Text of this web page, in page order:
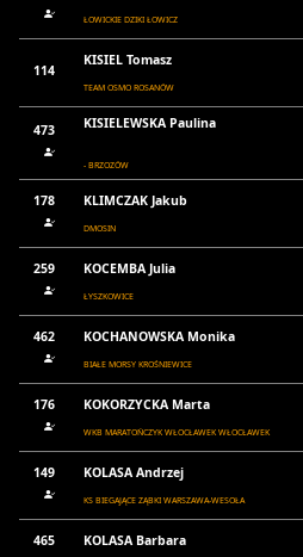
ŁOWICKIE DZIKI ŁOWICZ
114
KISIEL Tomasz
TEAM OSMO ROSANÓW
473 KISIELEWSKA Paulina
- BRZOZÓW
178 KLIMCZAK Jakub
DMOSIN
259 KOCEMBA Julia
ŁYSZKOWICE
462 KOCHANOWSKA Monika
BIAŁE MORSY KROŚNIEWICE
176 KOKORZYCKA Marta
WKB MARATOŃCZYK WŁOCŁAWEK WŁOCŁAWEK
149 KOLASA Andrzej
KS BIEGAJĄCE ZĄBKI WARSZAWA-WESOŁA
465 KOLASA Barbara